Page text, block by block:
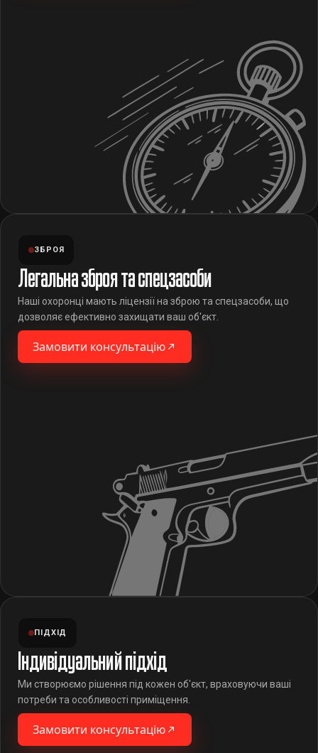
ЗБРОЯ
Легальна зброя та спецзасоби
Наші охоронці мають ліцензії на зброю та спецзасоби, що
дозволяє ефективно захищати ваш об'єкт.
Замовити консультацію
ПІДХІД
Індивідуальний підхід
Ми створюємо рішення під кожен об'єкт, враховуючи ваші
потреби та особливості приміщення.
Замовити консультацію